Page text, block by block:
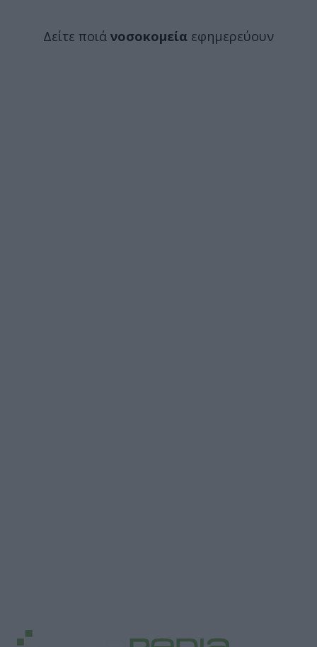
Δείτε ποιά νοσοκομεία εφημερεύουν